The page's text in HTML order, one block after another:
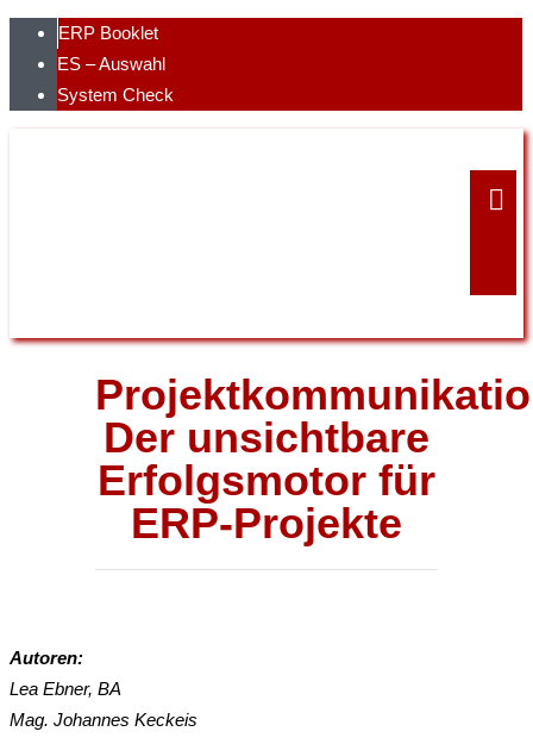
Skip
content
ERP Booklet
ES – Auswahl
System Check
Der unsichtbare
Erfolgsmotor für
ERP-Projekte
Autoren:
Lea Ebner, BA
Mag. Johannes Keckeis